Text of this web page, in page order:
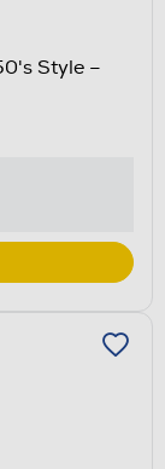
Style –